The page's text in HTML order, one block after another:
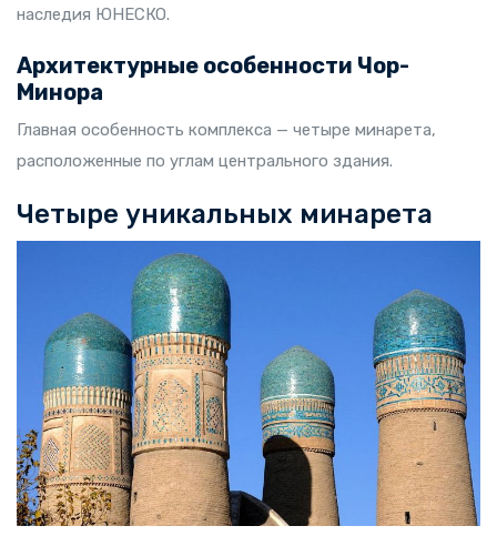
наследия ЮНЕСКО.
Архитектурные особенности Чор-
Минора
Главная особенность комплекса — четыре минарета,
расположенные по углам центрального здания.
Четыре уникальных минарета